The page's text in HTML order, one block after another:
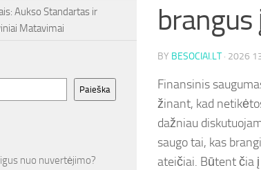
brangus
BY BESOCIAI.LT · 2026
Finansinis
žinant, kad
dažniau
saugo tai, kas
ateičiai. Būtent čia
Aukso Standartas ir
Matavimai
Paieška
nuo nuvertėjimo?